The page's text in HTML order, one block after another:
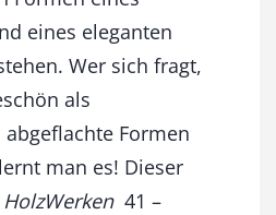
eines eleganten
Wer sich fragt,
als
Formen
man es! Dieser
HolzWerken 41 –